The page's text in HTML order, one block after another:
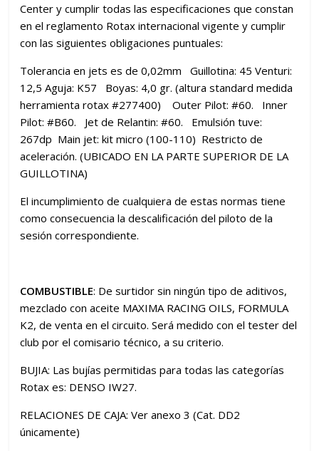
Center y cumplir todas las especificaciones que constan
en el reglamento Rotax internacional vigente y cumplir
con las siguientes obligaciones puntuales:
Tolerancia en jets es de 0,02mm Guillotina: 45 Venturi:
12,5 Aguja: K57 Boyas: 4,0 gr. (altura standard medida
herramienta rotax #277400) Outer Pilot: #60. Inner
Pilot: #B60. Jet de Relantin: #60. Emulsión tuve:
267dp Main jet: kit micro (100-110) Restricto de
aceleración. (UBICADO EN LA PARTE SUPERIOR DE LA
GUILLOTINA)
El incumplimiento de cualquiera de estas normas tiene
como consecuencia la descalificación del piloto de la
sesión correspondiente.
COMBUSTIBLE: De surtidor sin ningún tipo de aditivos,
mezclado con aceite MAXIMA RACING OILS, FORMULA
K2, de venta en el circuito. Será medido con el tester del
club por el comisario técnico, a su criterio.
BUJIA: Las bujías permitidas para todas las categorías
Rotax es: DENSO IW27.
RELACIONES DE CAJA: Ver anexo 3 (Cat. DD2
únicamente)